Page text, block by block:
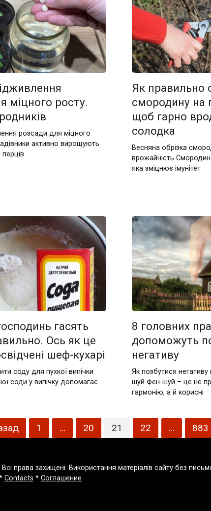
міцного росту.
розсади для міцного
активно вирощують
Як правильно
смородину на
щоб гарно
солодка
Весняна обрізка
врожайність
яка зміцнює імунітет
гасять
Ось як це
шеф-кухарі
соду для пухкої випічки
соди у випічку допомагає
8 головних
допоможуть
негативу
Як позбутися
шуй Фен-шуй – це не
гармонію, а й корисні
1 … 20 21 22 … 883
права захищені. Використання матеріалів сайту без
Contacts * Соглашение